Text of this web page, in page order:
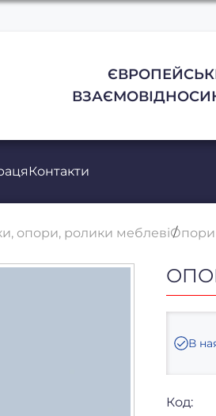
Контакти
опори, ролики меблевіОпори
В
Код: